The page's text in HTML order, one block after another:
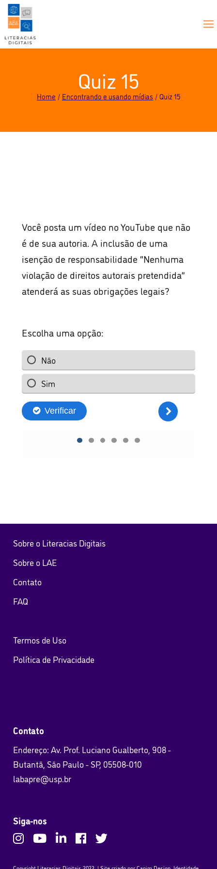
Quiz 15
Home Encontrando e usando mídias Quiz 15
Você posta um vídeo no YouTube que não
é de sua autoria. A inclusão de uma
isenção de responsabilidade “Nenhuma
violação de direitos autorais pretendida”
atenderá as suas obrigações legais?
Escolha uma opção:
Não
Sim
Verificar
Sobre o Literacias Digitais
Sobre o LAE
Contato
FAQ
Termos de Uso
Política de Privacidade
Contato
Endereço: Av. Prof. Luciano Gualberto, 908 -
Butantã, São Paulo - SP, 05508-010
labapre@usp.br
Siga-nos